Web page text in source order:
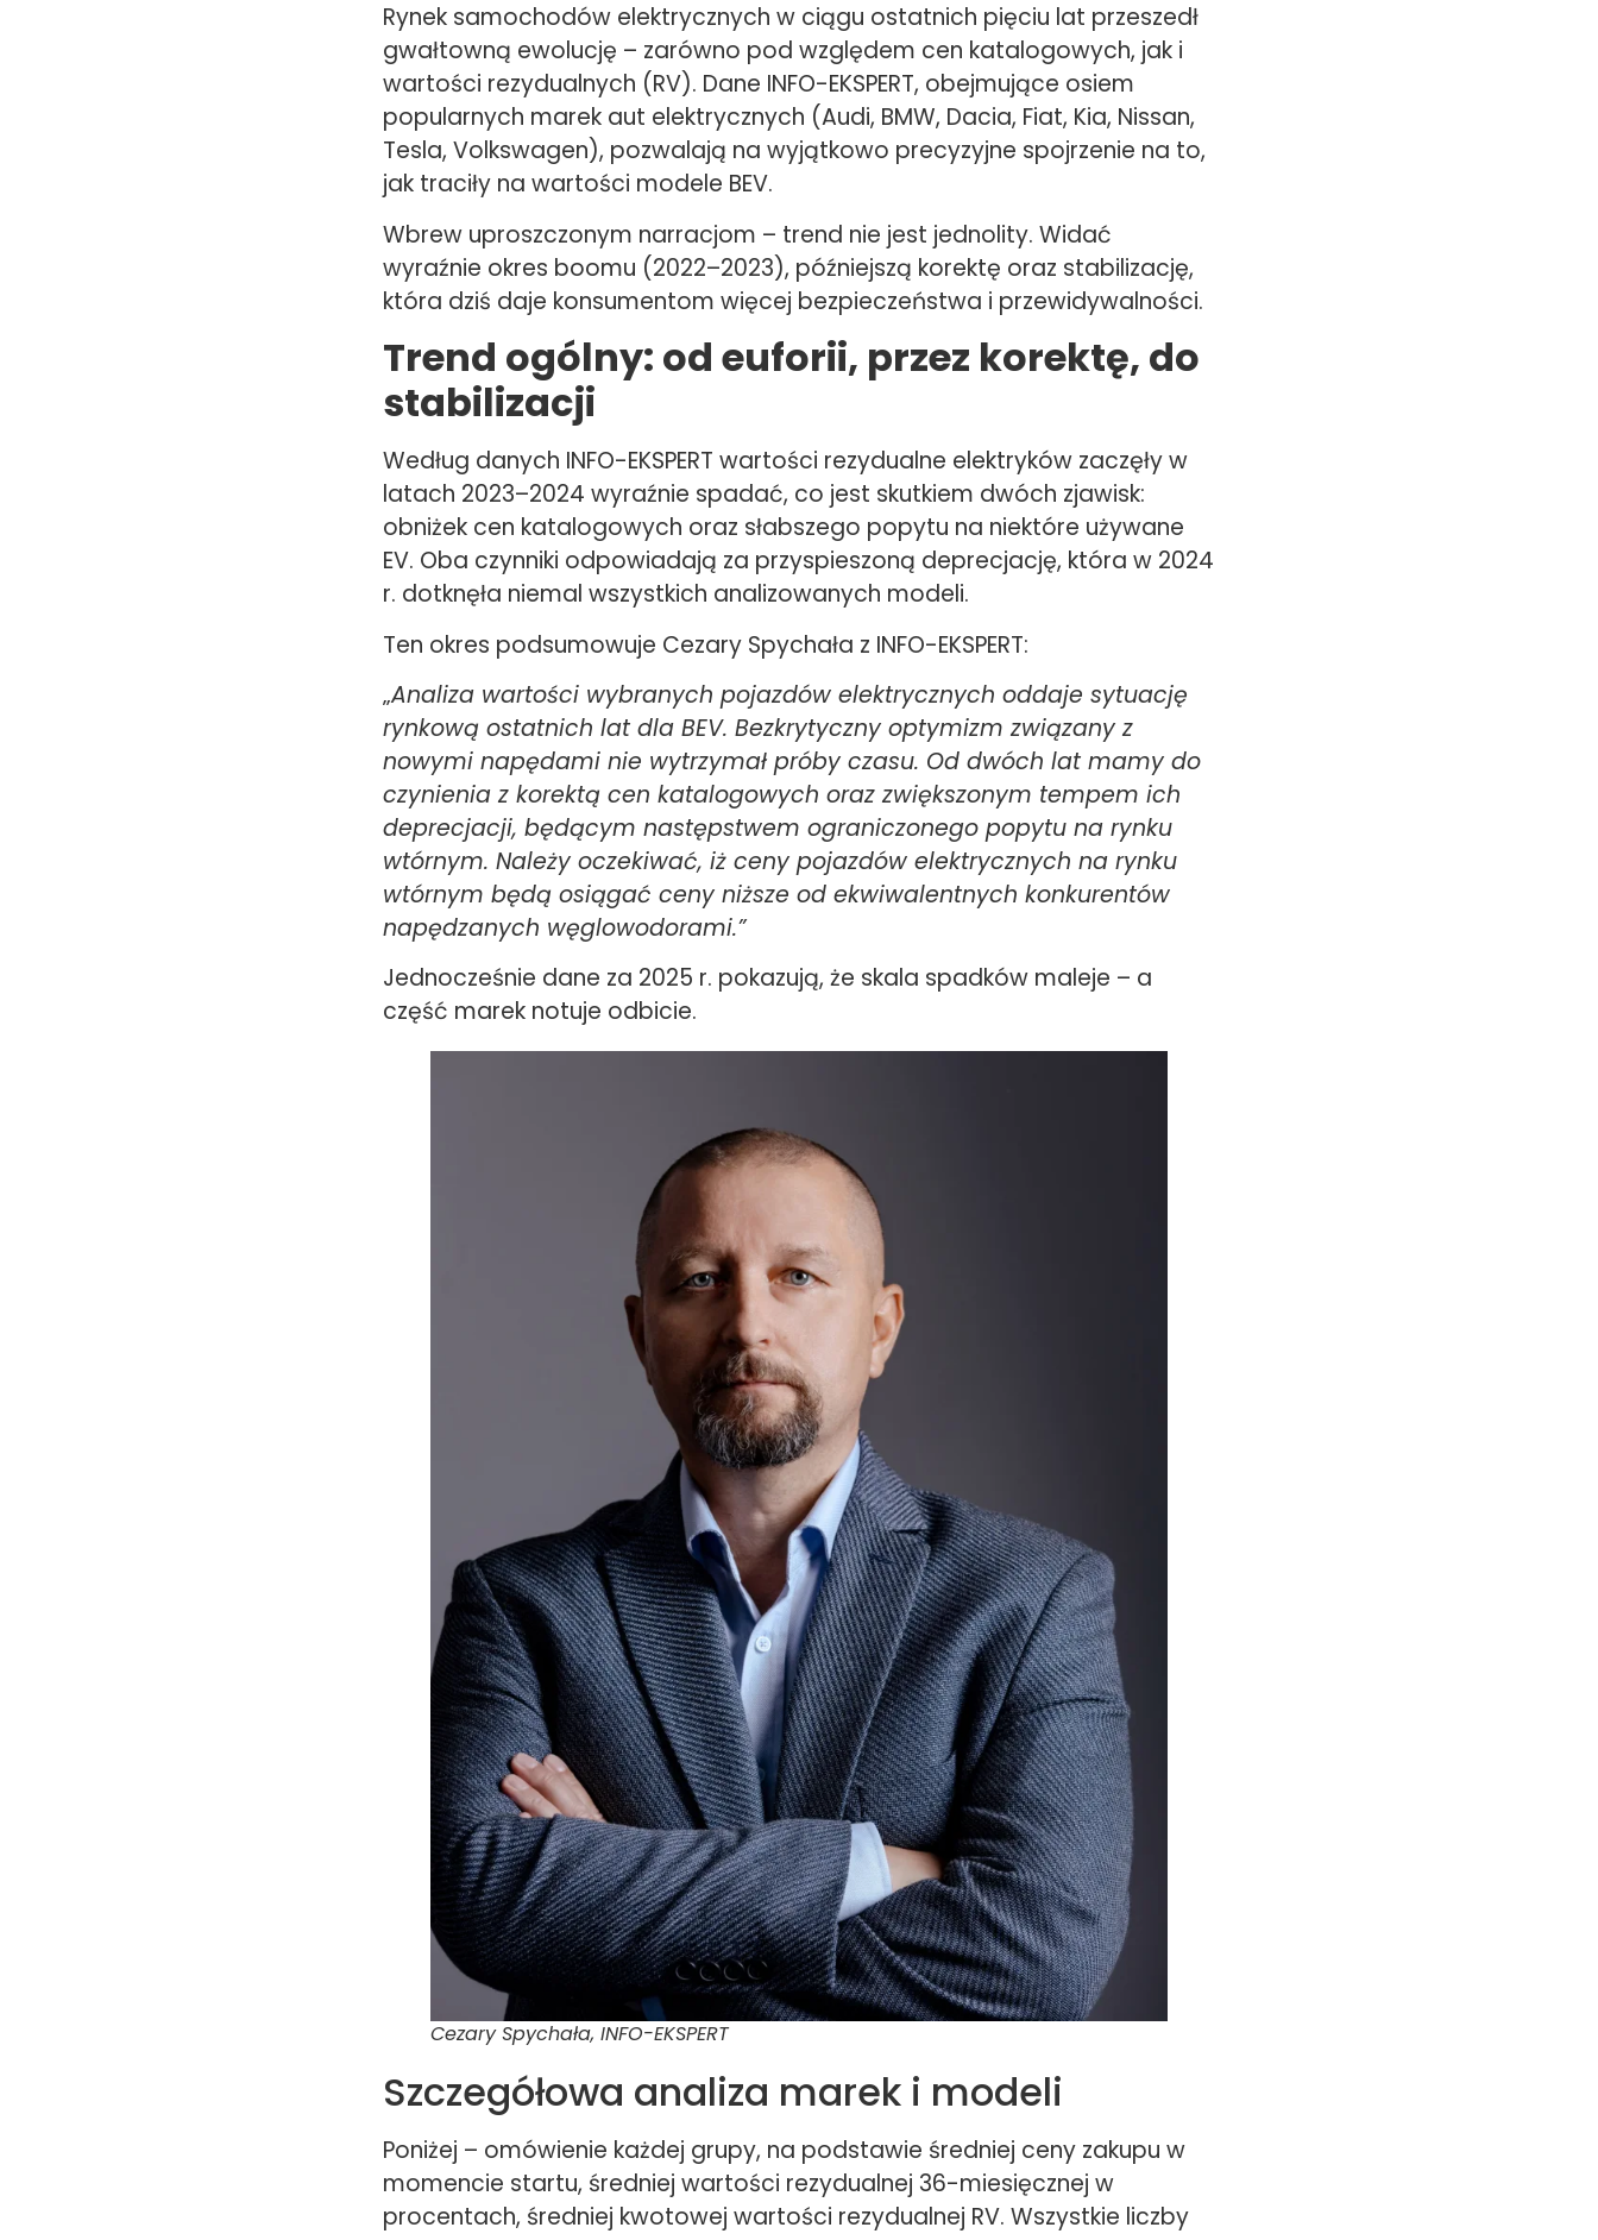
Rynek samochodów elektrycznych w ciągu ostatnich pięciu lat przeszedł
gwałtowną ewolucję – zarówno pod względem cen katalogowych, jak i
wartości rezydualnych (RV). Dane INFO-EKSPERT, obejmujące osiem
popularnych marek aut elektrycznych (Audi, BMW, Dacia, Fiat, Kia, Nissan,
Tesla, Volkswagen), pozwalają na wyjątkowo precyzyjne spojrzenie na to,
jak traciły na wartości modele BEV.
Wbrew uproszczonym narracjom – trend nie jest jednolity. Widać
wyraźnie okres boomu (2022–2023), późniejszą korektę oraz stabilizację,
która dziś daje konsumentom więcej bezpieczeństwa i przewidywalności.
Trend ogólny: od euforii, przez korektę, do
stabilizacji
Według danych INFO-EKSPERT wartości rezydualne elektryków zaczęły w
latach 2023–2024 wyraźnie spadać, co jest skutkiem dwóch zjawisk:
obniżek cen katalogowych oraz słabszego popytu na niektóre używane
EV. Oba czynniki odpowiadają za przyspieszoną deprecjację, która w 2024
r. dotknęła niemal wszystkich analizowanych modeli.
Ten okres podsumowuje Cezary Spychała z INFO-EKSPERT:
„Analiza wartości wybranych pojazdów elektrycznych oddaje sytuację
rynkową ostatnich lat dla BEV. Bezkrytyczny optymizm związany z
nowymi napędami nie wytrzymał próby czasu. Od dwóch lat mamy do
czynienia z korektą cen katalogowych oraz zwiększonym tempem ich
deprecjacji, będącym następstwem ograniczonego popytu na rynku
wtórnym. Należy oczekiwać, iż ceny pojazdów elektrycznych na rynku
wtórnym będą osiągać ceny niższe od ekwiwalentnych konkurentów
napędzanych węglowodorami.”
Jednocześnie dane za 2025 r. pokazują, że skala spadków maleje – a
część marek notuje odbicie.
Cezary Spychała, INFO-EKSPERT
Szczegółowa analiza marek i modeli
Poniżej – omówienie każdej grupy, na podstawie średniej ceny zakupu w
momencie startu, średniej wartości rezydualnej 36-miesięcznej w
procentach, średniej kwotowej wartości rezydualnej RV. Wszystkie liczby